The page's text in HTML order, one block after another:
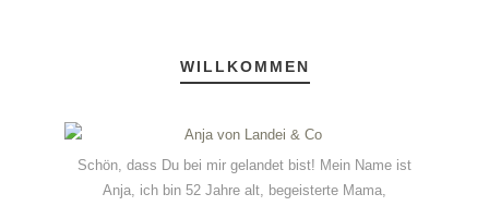
WILLKOMMEN
Schön, dass Du bei mir gelandet bist! Mein Name ist
Anja, ich bin 52 Jahre alt, begeisterte Mama,